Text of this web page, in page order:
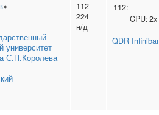
»
университет
С.П.Королева
112
224
н/д
112:
CPU:2x
QDR